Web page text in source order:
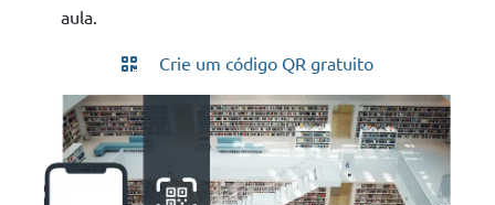
aula.
Crie um código QR gratuito